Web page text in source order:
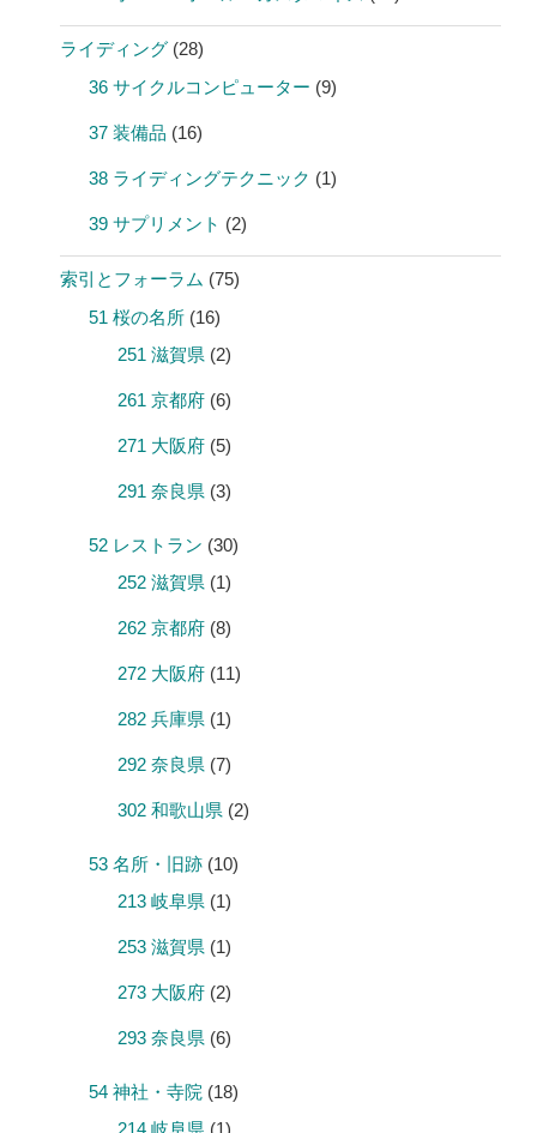
ライディング (28)
36 サイクルコンピューター (9)
37 装備品 (16)
38 ライディングテクニック (1)
39 サプリメント (2)
索引とフォーラム (75)
51 桜の名所 (16)
251 滋賀県 (2)
261 京都府 (6)
271 大阪府 (5)
291 奈良県 (3)
52 レストラン (30)
252 滋賀県 (1)
262 京都府 (8)
272 大阪府 (11)
282 兵庫県 (1)
292 奈良県 (7)
302 和歌山県 (2)
53 名所・旧跡 (10)
213 岐阜県 (1)
253 滋賀県 (1)
273 大阪府 (2)
293 奈良県 (6)
54 神社・寺院 (18)